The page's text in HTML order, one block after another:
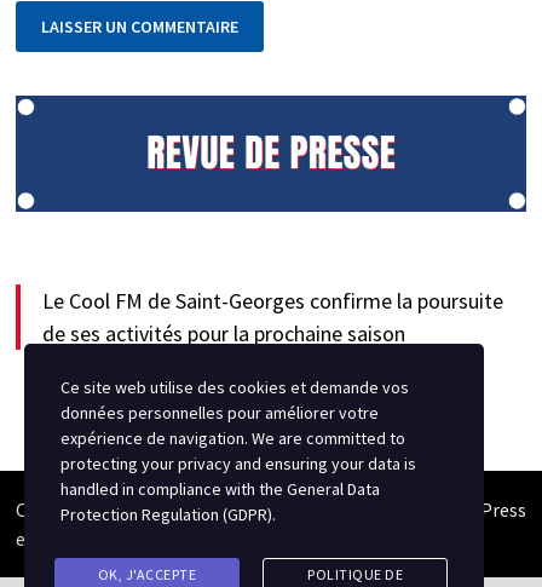
Le Cool FM de Saint-Georges confirme la poursuite
de ses activités pour la prochaine saison
Copyright © 2026Semipro Magazine
WordPress
et
Ce site web utilise des cookies et demande vos
données personnelles pour améliorer votre
expérience de navigation. We are committed to
protecting your privacy and ensuring your data is
handled in compliance with the General Data
Protection Regulation (GDPR).
OK, J'ACCEPTE POLITIQUE DE